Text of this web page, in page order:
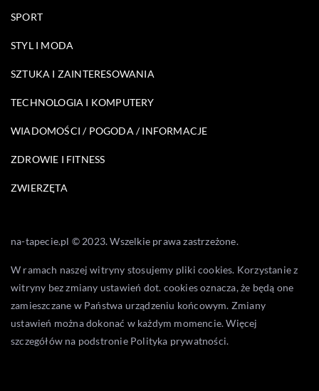
SPORT
STYL I MODA
SZTUKA I ZAINTERESOWANIA
TECHNOLOGIA I KOMPUTERY
WIADOMOŚCI / POGODA / INFORMACJE
ZDROWIE I FITNESS
ZWIERZĘTA
na-tapecie.pl © 2023. Wszelkie prawa zastrzeżone.
W ramach naszej witryny stosujemy pliki cookies. Korzystanie z
witryny bez zmiany ustawień dot. cookies oznacza, że będą one
zamieszczane w Państwa urządzeniu końcowym. Zmiany
ustawień można dokonać w każdym momencie. Więcej
szczegółów na podstronie Polityka prywatności.